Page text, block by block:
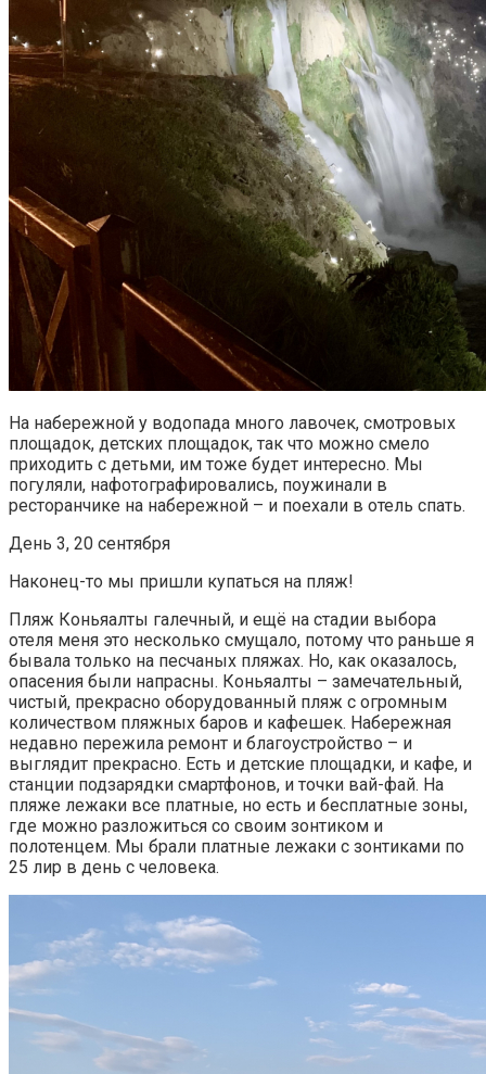
На набережной у водопада много лавочек, смотровых
площадок, детских площадок, так что можно смело
приходить с детьми, им тоже будет интересно. Мы
погуляли, нафотографировались, поужинали в
ресторанчике на набережной – и поехали в отель спать.
День 3, 20 сентября
Наконец-то мы пришли купаться на пляж!
Пляж Коньяалты галечный, и ещё на стадии выбора
отеля меня это несколько смущало, потому что раньше я
бывала только на песчаных пляжах. Но, как оказалось,
опасения были напрасны. Коньяалты – замечательный,
чистый, прекрасно оборудованный пляж с огромным
количеством пляжных баров и кафешек. Набережная
недавно пережила ремонт и благоустройство – и
выглядит прекрасно. Есть и детские площадки, и кафе, и
станции подзарядки смартфонов, и точки вай-фай. На
пляже лежаки все платные, но есть и бесплатные зоны,
где можно разложиться со своим зонтиком и
полотенцем. Мы брали платные лежаки с зонтиками по
25 лир в день с человека.